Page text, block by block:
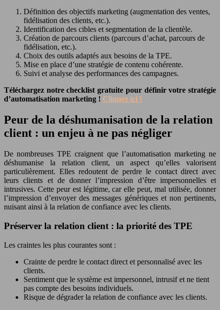
Définition des objectifs marketing (augmentation des ventes,
fidélisation des clients, etc.).
Identification des cibles et segmentation de la clientèle.
Création de parcours clients (parcours d’achat, parcours de
fidélisation, etc.).
Choix des outils adaptés aux besoins de la TPE.
Mise en place d’une stratégie de contenu cohérente.
Suivi et analyse des performances des campagnes.
Téléchargez notre checklist gratuite pour définir votre stratégie
d’automatisation marketing ! Cliquez ici !
Peur de la déshumanisation de la relation
client : un enjeu à ne pas négliger
De nombreuses TPE craignent que l’automatisation marketing ne
déshumanise la relation client, un aspect qu’elles valorisent
particulièrement. Elles redoutent de perdre le contact direct avec
leurs clients et de donner l’impression d’être impersonnelles et
intrusives. Cette peur est légitime, car elle peut, mal utilisée, donner
l’impression d’envoyer des messages génériques et non pertinents,
nuisant ainsi à la relation de confiance avec les clients.
Préserver la relation client : la priorité des TPE
Les craintes les plus courantes sont :
Crainte de perdre le contact direct et personnalisé avec les
clients.
Sentiment que le système est impersonnel, intrusif et ne tient
pas compte des besoins individuels.
Risque de dégrader la relation de confiance avec les clients.